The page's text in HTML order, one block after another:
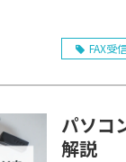
FAX受
パソコ
解説